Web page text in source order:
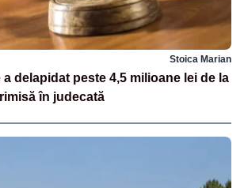
Stoica Marian
a delapidat peste 4,5 milioane lei de la
în judecată